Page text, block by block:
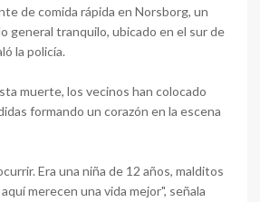
de comida rápida en Norsborg, un
general tranquilo, ubicado en el sur de
la policía.
muerte, los vecinos han colocado
formando un corazón en la escena
Era una niña de 12 años, malditos
merecen una vida mejor", señala